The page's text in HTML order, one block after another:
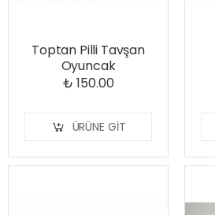
Toptan Pilli Tavşan
Oyuncak
₺ 150.00
ÜRÜNE GIT